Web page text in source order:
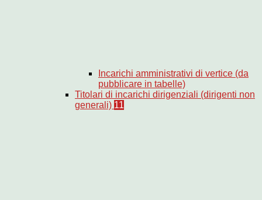
Incarichi amministrativi di vertice (da
pubblicare in tabelle)
Titolari di incarichi dirigenziali (dirigenti non
generali) 11